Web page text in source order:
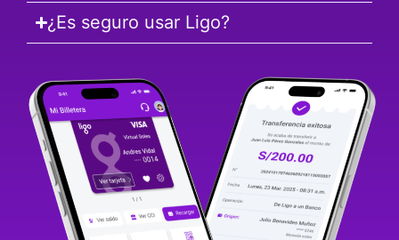
¿Es seguro usar Ligo?